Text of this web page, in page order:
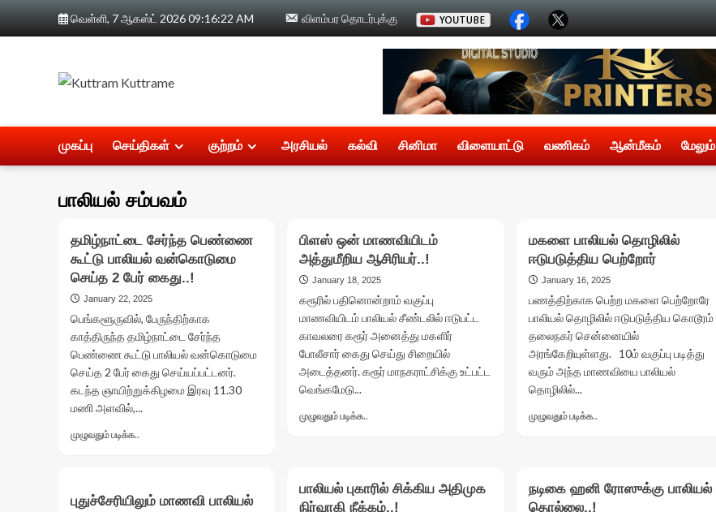
வெள்ளி, 7 ஆகஸ்ட் 202609:16:23 AM விளம்பர தொடர்புக்கு
முகப்பு செய்திகள் குற்றம் அரசியல் கல்வி சினிமா விளையாட்டு வணிகம் ஆன்மீகம் மேலும்
பாலியல் சம்பவம்
தமிழ்நாட்டை சேர்ந்த பெண்ணை
கூட்டு பாலியல் வன்கொடுமை
செய்த 2 பேர் கைது..!
January 22, 2025
பெங்களூருவில், பேருந்திற்காக
காத்திருந்த தமிழ்நாட்டை சேர்ந்த
பெண்ணை கூட்டு பாலியல் வன்கொடுமை
செய்த 2 பேர் கைது செய்யப்பட்டனர்.
கடந்த ஞாயிற்றுக்கிழமை இரவு 11.30
மணி அளவில்,...
முழுவதும் படிக்க..
சேர்ந்த
பெண்ணை
பிளஸ் ஒன் மாணவியிடம்
அத்துமீறிய ஆசிரியர்..!
January 18, 2025
கரூரில் பதினொன்றாம் வகுப்பு
மாணவியிடம் பாலியல் சீண்டலில் ஈடுபட்ட
காவலரை கரூர் அனைத்து மகளிர்
போலீசார் கைது செய்து சிறையில்
அடைத்தனர். கரூர் மாநகராட்சிக்கு உட்பட்ட
வெங்கமேடு...
முழுவதும் படிக்க..
மாணவியிடம்
அத்துமீறிய
மகளை பாலியல் தொழிலில்
ஈடுபடுத்திய பெற்றோர்
January 16, 2025
பணத்திற்காக பெற்ற மகளை பெற்றோரே
பாலியல் தொழிலில் ஈடுபடுத்திய கொடூரம்
தலைநகர் சென்னையில்
அரங்கேறியுள்ளது. 10ம் வகுப்பு படித்து
வரும் அந்த மாணவியை பாலியல்
தொழிலில்...
முழுவதும் படிக்க..
தொழிலில்
புதுச்சேரியிலும் மாணவி பாலியல்
பாலியல் புகாரில் சிக்கிய அதிமுக
நிர்வாகி நீக்கம்..!
நடிகை ஹனி ரோஸுக்கு பாலியல்
தொல்லை..!